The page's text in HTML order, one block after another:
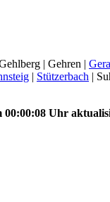
| Gehren |
| Stützerbach |
00:00:08 Uhr